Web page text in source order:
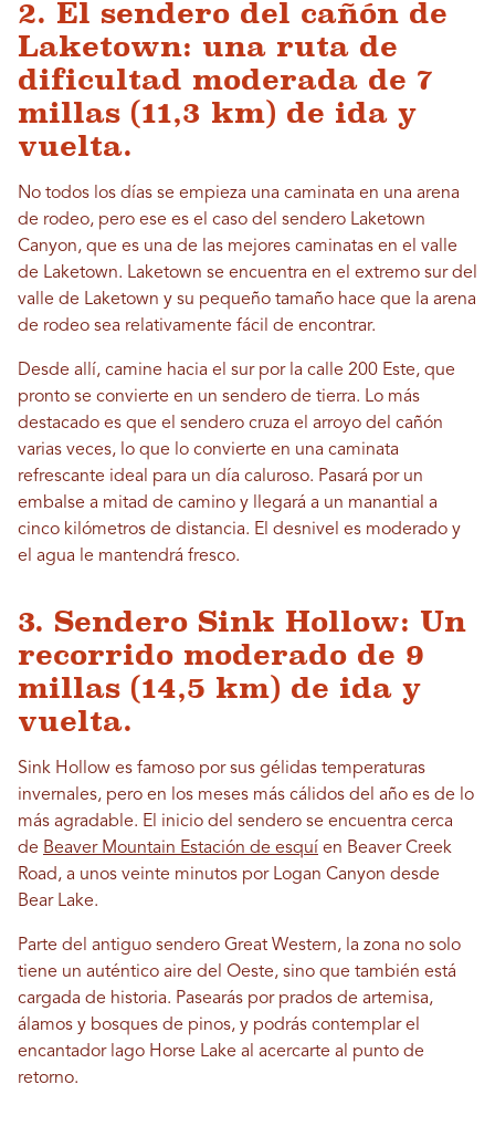
2. El sendero del cañón de
Laketown: una ruta de
dificultad moderada de 7
millas (11,3 km) de ida y
vuelta.
No todos los días se empieza una caminata en una arena
de rodeo, pero ese es el caso del sendero Laketown
Canyon, que es una de las mejores caminatas en el valle
de Laketown. Laketown se encuentra en el extremo sur del
valle de Laketown y su pequeño tamaño hace que la arena
de rodeo sea relativamente fácil de encontrar.
Desde allí, camine hacia el sur por la calle 200 Este, que
pronto se convierte en un sendero de tierra. Lo más
destacado es que el sendero cruza el arroyo del cañón
varias veces, lo que lo convierte en una caminata
refrescante ideal para un día caluroso. Pasará por un
embalse a mitad de camino y llegará a un manantial a
cinco kilómetros de distancia. El desnivel es moderado y
el agua le mantendrá fresco.
3. Sendero Sink Hollow: Un
recorrido moderado de 9
millas (14,5 km) de ida y
vuelta.
Sink Hollow es famoso por sus gélidas temperaturas
invernales, pero en los meses más cálidos del año es de lo
más agradable. El inicio del sendero se encuentra cerca
de Beaver Mountain Estación de esquí en Beaver Creek
Road, a unos veinte minutos por Logan Canyon desde
Bear Lake.
Parte del antiguo sendero Great Western, la zona no solo
tiene un auténtico aire del Oeste, sino que también está
cargada de historia. Pasearás por prados de artemisa,
álamos y bosques de pinos, y podrás contemplar el
encantador lago Horse Lake al acercarte al punto de
retorno.